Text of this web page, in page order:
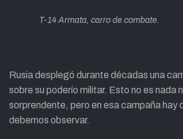
T-14 Armata, carro de combate.
Rusia desplegó durante décadas una
sobre su poderío militar. Esto no es nada
sorprendente, pero en esa campaña hay
debemos observar.